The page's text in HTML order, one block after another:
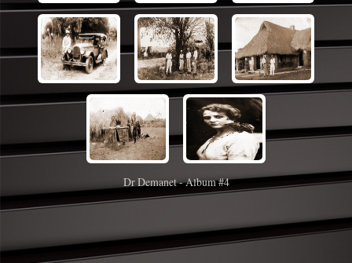
Dr Demanet - Album #4